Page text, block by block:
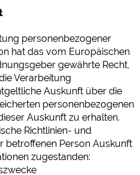
personenbezogener
hat das vom Europäischen
gewährte Recht,
Verarbeitung
Auskunft über die
personenbezogenen
Auskunft zu erhalten.
Richtlinien- und
betroffenen Person Auskunft
zugestanden: